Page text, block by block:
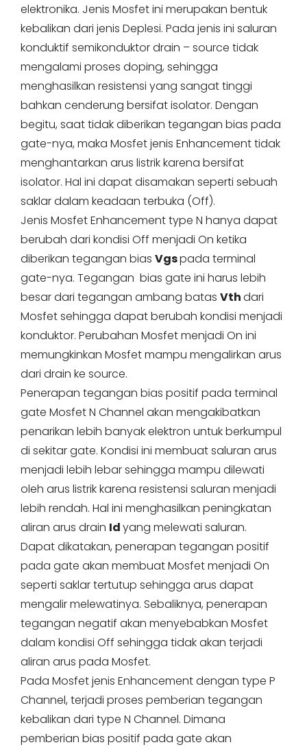
elektronika. Jenis Mosfet ini merupakan bentuk
kebalikan dari jenis Deplesi. Pada jenis ini saluran
konduktif semikonduktor drain – source tidak
mengalami proses doping, sehingga
menghasilkan resistensi yang sangat tinggi
bahkan cenderung bersifat isolator. Dengan
begitu, saat tidak diberikan tegangan bias pada
gate-nya, maka Mosfet jenis Enhancement tidak
menghantarkan arus listrik karena bersifat
isolator. Hal ini dapat disamakan seperti sebuah
saklar dalam keadaan terbuka (Off).
Jenis Mosfet Enhancement type N hanya dapat
berubah dari kondisi Off menjadi On ketika
diberikan tegangan bias Vgspada terminal
gate-nya. Tegangan bias gate ini harus lebih
besar dari tegangan ambang batas Vthdari
Mosfet sehingga dapat berubah kondisi menjadi
konduktor. Perubahan Mosfet menjadi On ini
memungkinkan Mosfet mampu mengalirkan arus
dari drain ke source.
Penerapan tegangan bias positif pada terminal
gate Mosfet N Channel akan mengakibatkan
penarikan lebih banyak elektron untuk berkumpul
di sekitar gate. Kondisi ini membuat saluran arus
menjadi lebih lebar sehingga mampu dilewati
oleh arus listrik karena resistensi saluran menjadi
lebih rendah. Hal ini menghasilkan peningkatan
aliran arus drain Idyang melewati saluran.
Dapat dikatakan, penerapan tegangan positif
pada gate akan membuat Mosfet menjadi On
seperti saklar tertutup sehingga arus dapat
mengalir melewatinya. Sebaliknya, penerapan
tegangan negatif akan menyebabkan Mosfet
dalam kondisi Off sehingga tidak akan terjadi
aliran arus pada Mosfet.
Pada Mosfet jenis Enhancement dengan type P
Channel, terjadi proses pemberian tegangan
kebalikan dari type N Channel. Dimana
pemberian bias positif pada gate akan